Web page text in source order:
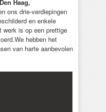
Haag,
ons drie-verdiepingen
en enkele
werk is op een prettige
hebben het
van harte aanbevolen